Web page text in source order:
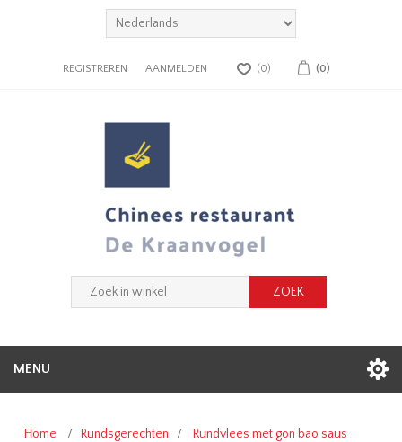
REGISTREREN AANMELDEN (0) (0)
MENU
Home / Rundsgerechten / Rundvlees met gon bao saus